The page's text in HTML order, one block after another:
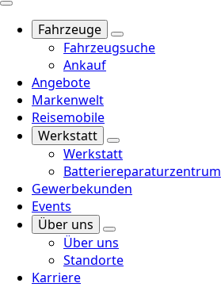
Fahrzeuge
Fahrzeugsuche
Ankauf
Angebote
Markenwelt
Reisemobile
Werkstatt
Werkstatt
Batteriereparaturzentrum
Gewerbekunden
Events
Über uns
Über uns
Standorte
Karriere